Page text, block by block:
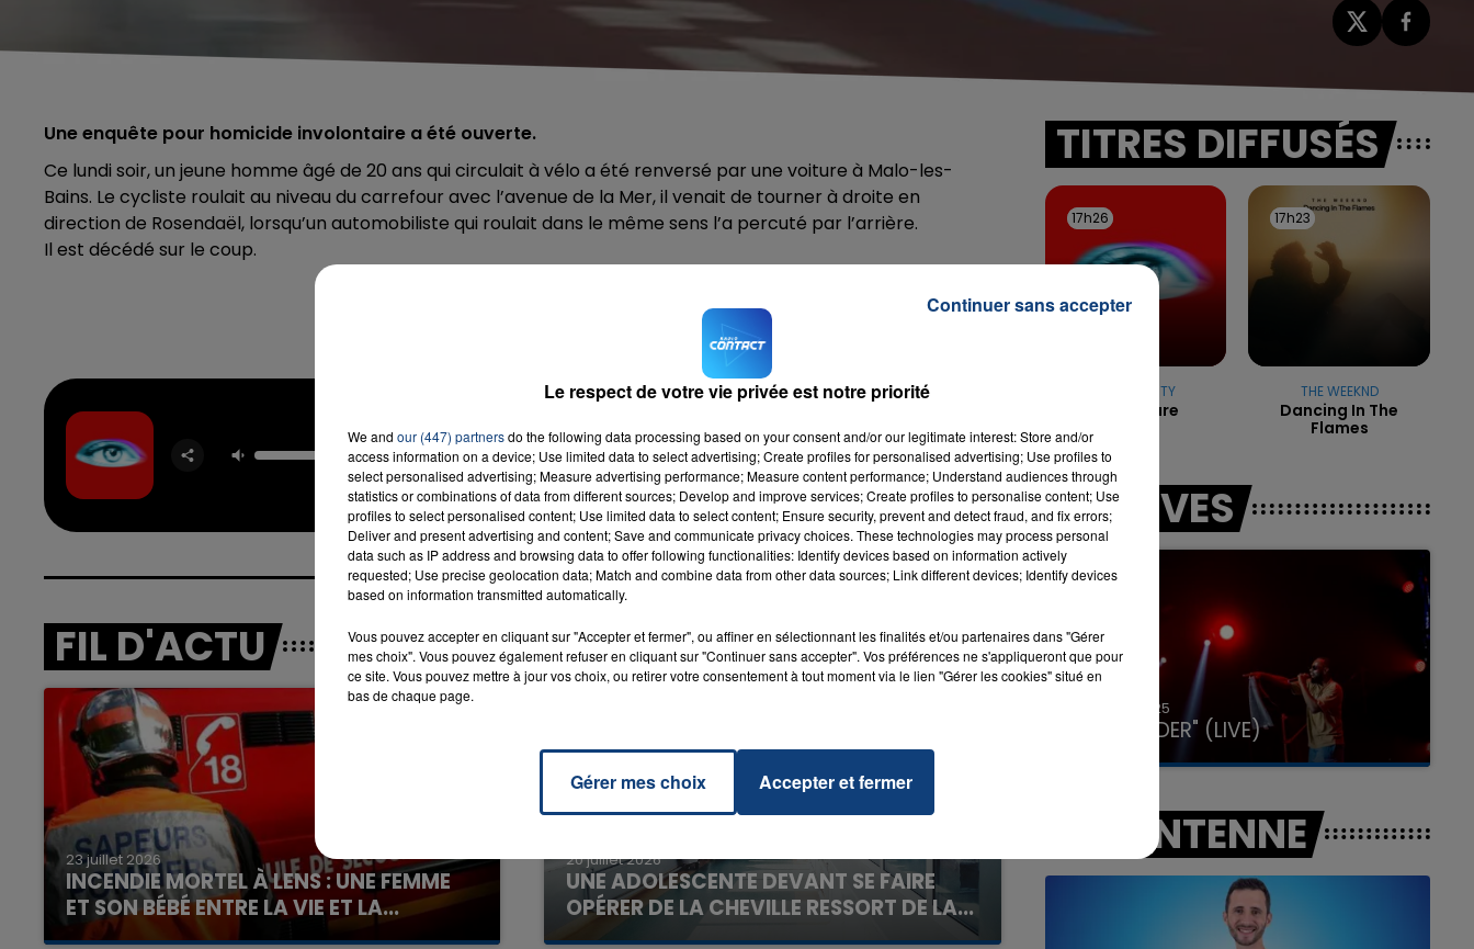
7h00 - 11h00
LA TEAM DE L'ÉTÉ
Une enquête pour homicide involontaire a été ouverte.
Ce lundi soir, un jeune homme âgé de 20 ans qui circulait à vélo a été renversé par une voiture à Malo-les-
Bains. Le cycliste roulait au niveau du carrefour avec l’avenue de la Mer, il venait de tourner à droite en
direction de Rosendaël, lorsqu’un automobiliste qui roulait dans le même sens l’a percuté par l’arrière.
Il est décédé sur le coup.
Self Aware
TEMPER CITY
RADIO CONTACT
FIL D'ACTU
23 juillet 2026
INCENDIE MORTEL À LENS : UNE FEMME
ET SON BÉBÉ ENTRE LA VIE ET LA...
Un homme s'est immolé par le feu après avoir
20 juillet 2026
UNE ADOLESCENTE DEVANT SE FAIRE
OPÉRER DE LA CHEVILLE RESSORT DE LA...
La famille a porté plainte contre la clinique qui a
TITRES DIFFUSÉS
17h26
17h26
TEMPER CITY
Self Aware
17h23
17h23
THE WEEKND
Dancing In The
Flames
LES LIVES
31 janvier 2025
GIMS "SPIDER" (LIVE)
A L'ANTENNE
Le respect de votre vie privée est notre priorité
We and our (447) partnersdo the following data processing based on your consent and/or our legitimate interest: Store and/or
access information on a device; Use limited data to select advertising; Create profiles for personalised advertising; Use profiles to
select personalised advertising; Measure advertising performance; Measure content performance; Understand audiences through
statistics or combinations of data from different sources; Develop and improve services; Create profiles to personalise content; Use
profiles to select personalised content; Use limited data to select content; Ensure security, prevent and detect fraud, and fix errors;
Deliver and present advertising and content; Save and communicate privacy choices. These technologies may process personal
data such as IP address and browsing data to offer following functionalities: Identify devices based on information actively
requested; Use precise geolocation data; Match and combine data from other data sources; Link different devices; Identify devices
based on information transmitted automatically.
Vous pouvez accepter en cliquant sur "Accepter et fermer", ou affiner en sélectionnant les finalités et/ou partenaires dans "Gérer
mes choix". Vous pouvez également refuser en cliquant sur "Continuer sans accepter". Vos préférences ne s'appliqueront que pour
ce site. Vous pouvez mettre à jour vos choix, ou retirer votre consentement à tout moment via le lien "Gérer les cookies" situé en
bas de chaque page.
Gérer mes choix Accepter et fermer
Continuer sans accepter